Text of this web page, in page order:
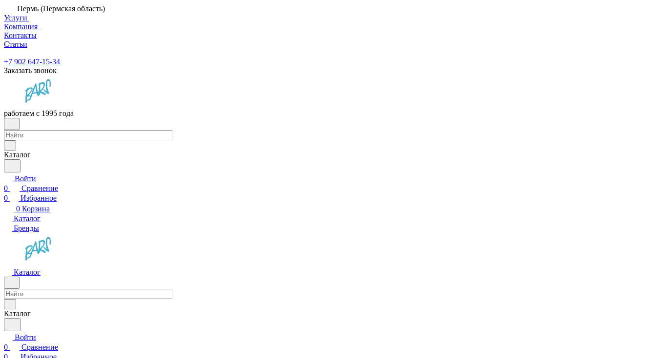
Пермь (Пермская область)
Услуги
Компания
Контакты
Статьи
+7 902 647-15-34
Заказать звонок
работаем с 1995 года
Каталог
Войти
0
Сравнение
0
Избранное
0 Корзина
Каталог
Бренды
Каталог
Каталог
Войти
0
Сравнение